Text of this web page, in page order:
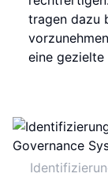
tragen dazu
eine gezielte